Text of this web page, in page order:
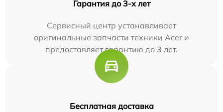
Гарантия до 3-х лет
Сервисный центр устанавливает
оригинальные запчасти техники Acer и
предоставляет гарантию до 3 лет.
Бесплатная доставка